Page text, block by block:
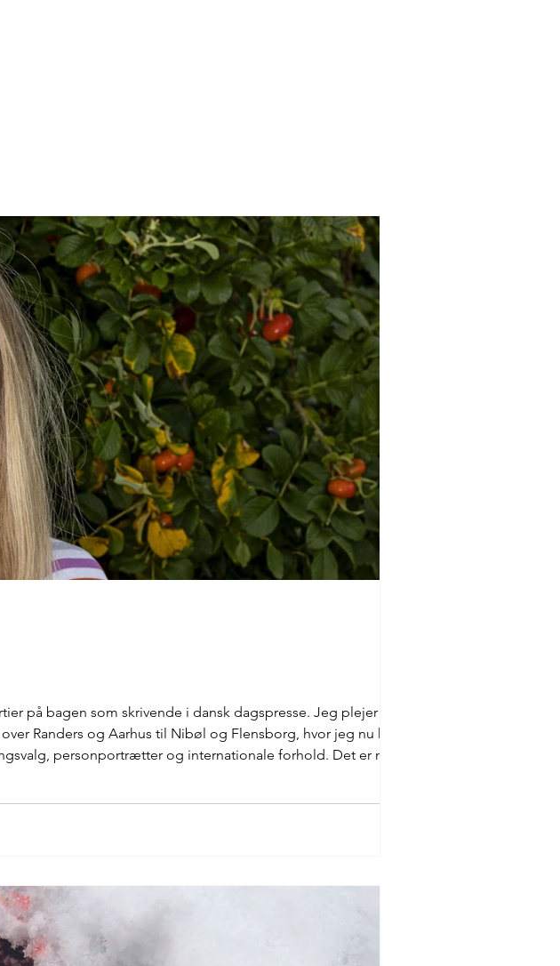
på bagen som skrivende i dansk dagspresse. Jeg plejer at
Randers og Aarhus til Nibøl og Flensborg, hvor jeg nu har
personportrætter og internationale forhold. Det er mig